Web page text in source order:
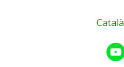
Català